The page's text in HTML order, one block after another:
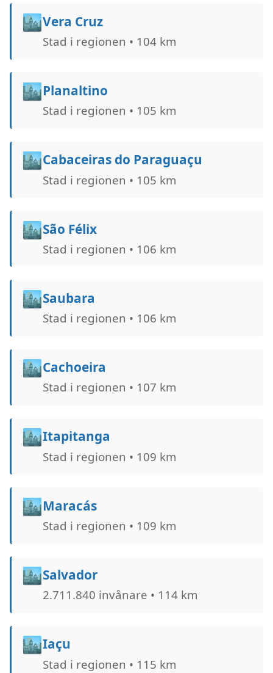
🏙️Vera Cruz
Stad i regionen • 104 km
🏙️Planaltino
Stad i regionen • 105 km
🏙️Cabaceiras do Paraguaçu
Stad i regionen • 105 km
🏙️São Félix
Stad i regionen • 106 km
🏙️Saubara
Stad i regionen • 106 km
🏙️Cachoeira
Stad i regionen • 107 km
🏙️Itapitanga
Stad i regionen • 109 km
🏙️Maracás
Stad i regionen • 109 km
🏙️Salvador
2.711.840 invånare • 114 km
🏙️Iaçu
Stad i regionen • 115 km